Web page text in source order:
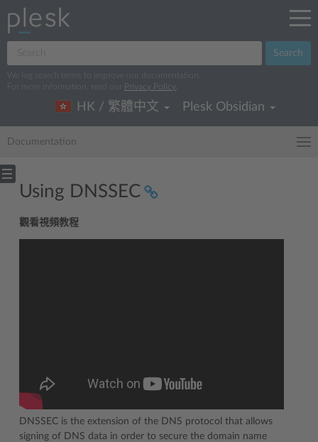
Search
We log search terms to improve our documentation.
For more information, read our
Privacy Policy
HK / 繁體中文 Plesk Obsidian
Documentation
Using DNSSEC
觀看視頻教程
DNSSEC is the extension of the DNS protocol that allows
signing of DNS data in order to secure the domain name